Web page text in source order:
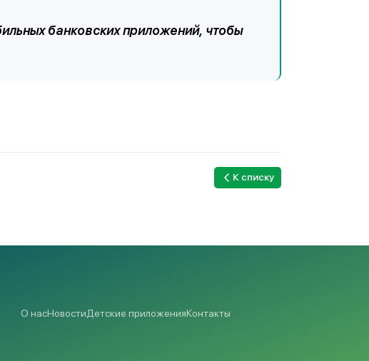
банковских приложений, чтобы
К списку
О насНовостиДетские приложенияКонтакты